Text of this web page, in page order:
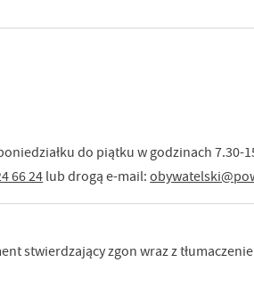
do piątku w godzinach 7.30-
66 24 lub drogą e-mail:
stwierdzający zgon wraz z